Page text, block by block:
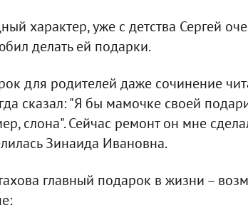
характер, уже с детства Сергей
делать ей подарки.
для родителей даже сочинение
сказал: "Я бы мамочке своей
слона". Сейчас ремонт он мне
Зинаида Ивановна.
главный подарок в жизни –